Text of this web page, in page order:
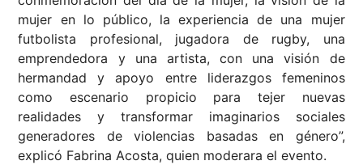
mujer en lo público, la experiencia de una mujer
futbolista profesional, jugadora de rugby, una
emprendedora y una artista, con una visión de
hermandad y apoyo entre liderazgos femeninos
como escenario propicio para tejer nuevas
realidades y transformar imaginarios sociales
generadores de violencias basadas en género”,
explicó Fabrina Acosta, quien moderara el evento.